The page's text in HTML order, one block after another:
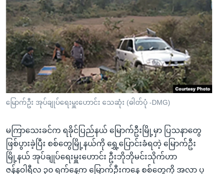
ရန်
ပင်မ
အ
ညွန်း
စာမျက်နှာ
သို့
ကျော်
ကြည့်
ရှာဖွေ
ရန်
နေရာ
သို့
မကြေးမုံရဲ့ အင်္ဂလိပ်စာ
ရုပ်ရှင်ထဲက အင်္ဂလိပ်စာ
သုတပဒေသာ အင်္ဂလိပ်စာ
ရေဒီယို
တီဗွီ
ရေဒီယိုနှင့်ရုပ်သံ အချက်အလက်များ
ရေဒီယို/တီဗွီအစီအစဉ်
Learning English
ဗွီအိုအေ လူမှုကွန်ယက်များ
မြောက်ဦး အုပ်ချုပ်ရေးမှူးဟောင်း သေဆုံး (ဓါတ်ပုံ -DMG)
မကြာသေးခင်က ရခိုင်ပြည်နယ် မြောက်ဦးမြို့မှာ ပြသနာတွေ
ဖြစ်ပွားခဲ့ပြီး စစ်တွေမြို့နယ်ကို ရွှေ့ပြောင်းခံရတဲ့ မြောက်ဦး
မြို့နယ် အုပ်ချုပ်ရေးမှူးဟောင်း ဦးဘိုဘိုမင်းသိုက်ဟာ
ဇန်နဝါရီလ ၃၀ ရက်နေ့က မြောက်ဦးကနေ စစ်တွေကို အလာ ပု